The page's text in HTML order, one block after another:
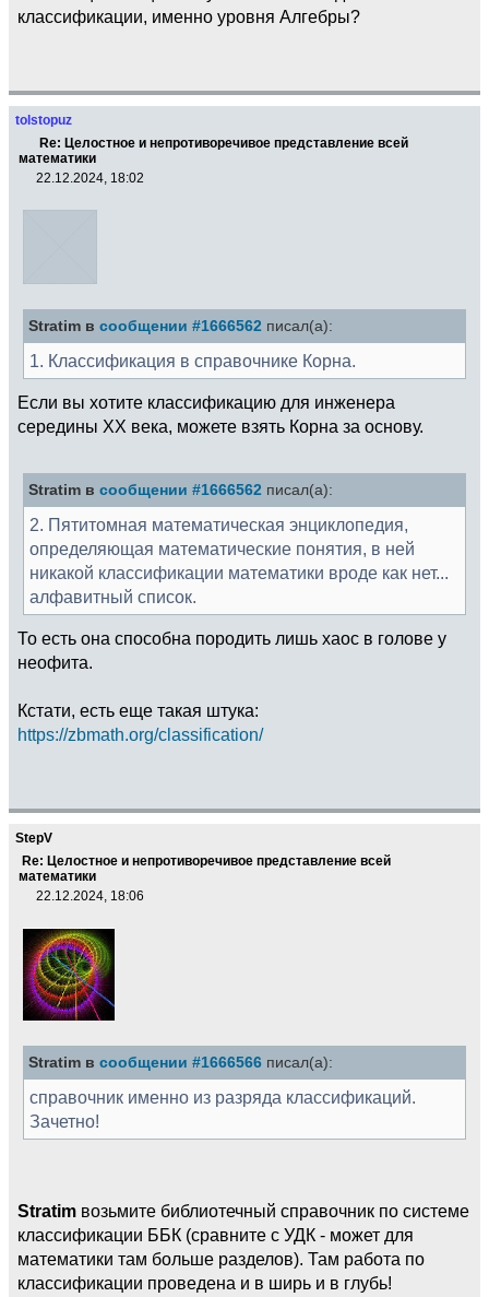
классификации, именно уровня Алгебры?
tolstopuz
Re: Целостное и непротиворечивое представление всей
математики
22.12.2024, 18:02
Stratim в сообщении #1666562 писал(а):
1. Классификация в справочнике Корна.
Если вы хотите классификацию для инженера
середины XX века, можете взять Корна за основу.
Stratim в сообщении #1666562 писал(а):
2. Пятитомная математическая энциклопедия,
определяющая математические понятия, в ней
никакой классификации математики вроде как нет...
алфавитный список.
То есть она способна породить лишь хаос в голове у
неофита.
Кстати, есть еще такая штука:
https://zbmath.org/classification/
StepV
Re: Целостное и непротиворечивое представление всей
математики
22.12.2024, 18:06
Stratim в сообщении #1666566 писал(а):
справочник именно из разряда классификаций.
Зачетно!
Stratim возьмите библиотечный справочник по системе
классификации ББК (сравните с УДК - может для
математики там больше разделов). Там работа по
классификации проведена и в ширь и в глубь!